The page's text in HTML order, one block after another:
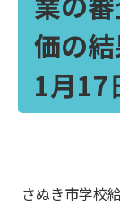
価の
1月17
さぬき市学校